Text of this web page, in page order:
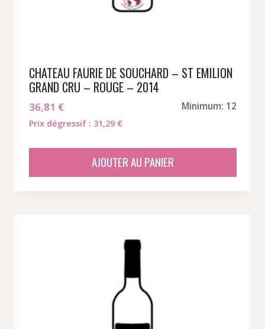
CHATEAU FAURIE DE SOUCHARD – ST EMILION
GRAND CRU – ROUGE – 2014
36,81 € Minimum: 12
Prix dégressif : 31,29 €
AJOUTER AU PANIER